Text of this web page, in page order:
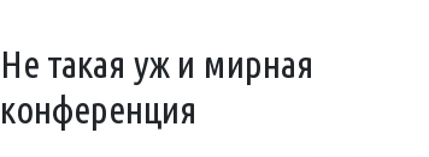
Не такая уж и мирная
конференция